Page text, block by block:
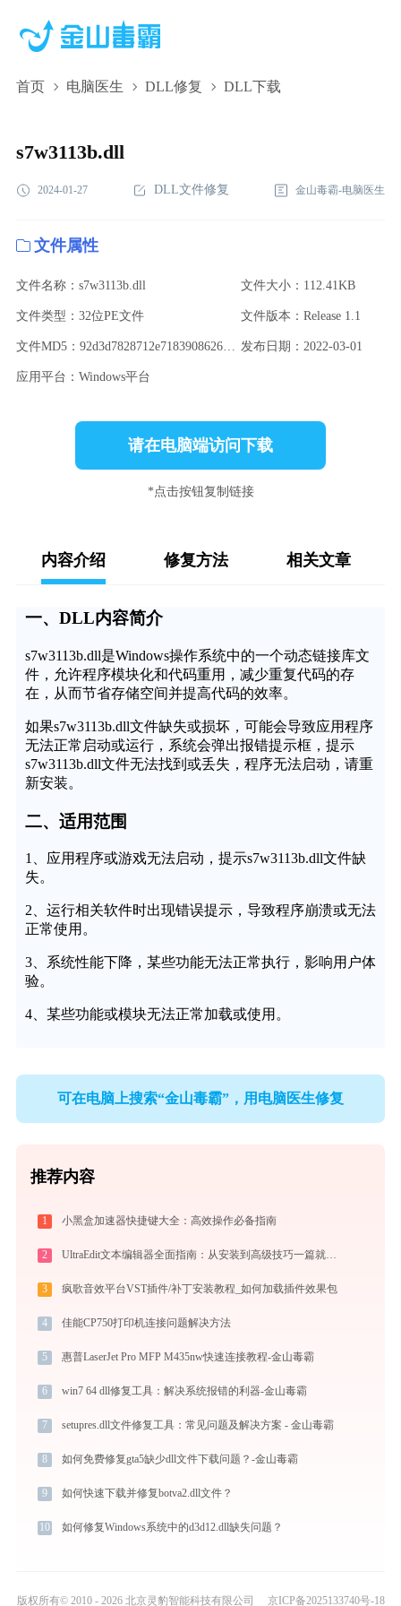
首页 电脑医生 DLL修复 DLL下载
s7w3113b.dll,s7w3113b.dll下载,s7w3113b.dll修复
s7w3113b.dll
2024-01-27 DLL文件修复 金山毒霸-电脑医生
文件属性
文件名称：s7w3113b.dll 文件大小：112.41KB
文件类型：32位PE文件 文件版本：Release 1.1
文件MD5：92d3d7828712e71839086260a5d9dab4 发布日期：2022-03-01
应用平台：Windows平台
请在电脑端访问下载
*点击按钮复制链接
内容介绍 修复方法 相关文章
一、DLL内容简介
s7w3113b.dll是Windows操作系统中的一个动态链接库文
件，允许程序模块化和代码重用，减少重复代码的存
在，从而节省存储空间并提高代码的效率。
如果s7w3113b.dll文件缺失或损坏，可能会导致应用程序
无法正常启动或运行，系统会弹出报错提示框，提示
s7w3113b.dll文件无法找到或丢失，程序无法启动，请重
新安装。
二、适用范围
1、应用程序或游戏无法启动，提示s7w3113b.dll文件缺
失。
2、运行相关软件时出现错误提示，导致程序崩溃或无法
正常使用。
3、系统性能下降，某些功能无法正常执行，影响用户体
验。
4、某些功能或模块无法正常加载或使用。
可在电脑上搜索“金山毒霸”，用电脑医生修复
推荐内容
1 小黑盒加速器快捷键大全：高效操作必备指南
2 UltraEdit文本编辑器全面指南：从安装到高级技巧一篇就够（附快捷键大全）
3 疯歌音效平台VST插件/补丁安装教程_如何加载插件效果包
4 佳能CP750打印机连接问题解决方法
5 惠普LaserJet Pro MFP M435nw快速连接教程-金山毒霸
6 win7 64 dll修复工具：解决系统报错的利器-金山毒霸
7 setupres.dll文件修复工具：常见问题及解决方案 - 金山毒霸
8 如何免费修复gta5缺少dll文件下载问题？-金山毒霸
9 如何快速下载并修复botva2.dll文件？
10 如何修复Windows系统中的d3d12.dll缺失问题？
版权所有© 2010 - 2026 北京灵豹智能科技有限公司 京ICP备2025133740号-18